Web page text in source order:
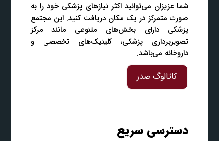
شما عزیزان می‌توانید اکثر نیازهای پزشکی خود را به
صورت متمرکز در یک مکان دریافت کنید. این مجتمع
پزشکی دارای بخش‌های متنوعی مانند مرکز
تصویربرداری پزشکی، کلینیک‌های تخصصی و
داروخانه می‌باشد.
کاتالوگ صدر
دسترسی سریع